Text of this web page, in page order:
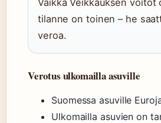
Vaikka Veikkauksen voitot
tilanne on toinen – he
veroa.
Verotus ulkomailla asuville
Suomessa asuville
Ulkomailla asuvien on